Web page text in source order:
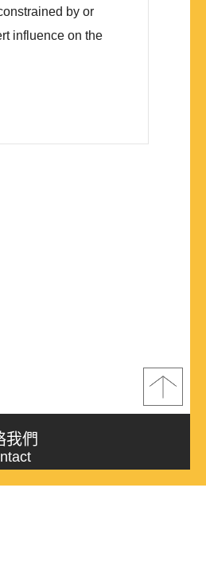
by or
influence on the
我們